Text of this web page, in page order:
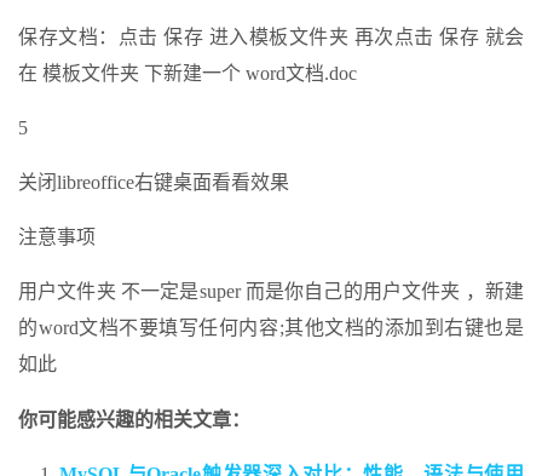
保存文档：点击 保存 进入模板文件夹 再次点击 保存 就会
在 模板文件夹 下新建一个 word文档.doc
5
关闭libreoffice右键桌面看看效果
注意事项
用户文件夹 不一定是super 而是你自己的用户文件夹 ，新建
的word文档不要填写任何内容;其他文档的添加到右键也是
如此
你可能感兴趣的相关文章：